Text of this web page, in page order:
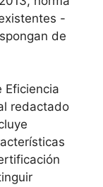
-
de
Eficiencia
redactado